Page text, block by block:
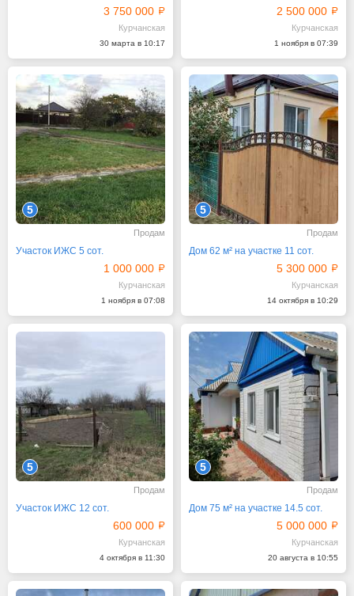
3 750 000
Курчанская
30 марта в 10:17
2 500 000
Курчанская
1 ноября в 07:39
5
Продам
Участок ИЖС 5 сот.
1 000 000
Курчанская
1 ноября в 07:08
5
Продам
Дом 62 м² на участке 11 сот.
5 300 000
Курчанская
14 октября в 10:29
5
Продам
Участок ИЖС 12 сот.
600 000
Курчанская
4 октября в 11:30
5
Продам
Дом 75 м² на участке 14.5 сот.
5 000 000
Курчанская
20 августа в 10:55